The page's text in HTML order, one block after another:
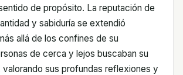
de propósito. La reputación de
y sabiduría se extendió
allá de los confines de su
de cerca y lejos buscaban su
valorando sus profundas reflexiones y